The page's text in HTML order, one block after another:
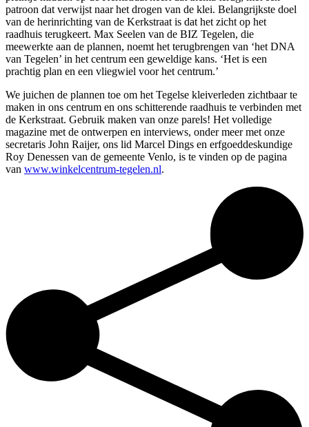
patroon dat verwijst naar het drogen van de klei. Belangrijkste doel
van de herinrichting van de Kerkstraat is dat het zicht op het
raadhuis terugkeert. Max Seelen van de BIZ Tegelen, die
meewerkte aan de plannen, noemt het terugbrengen van ‘het DNA
van Tegelen’ in het centrum een geweldige kans. ‘Het is een
prachtig plan en een vliegwiel voor het centrum.’
We juichen de plannen toe om het Tegelse kleiverleden zichtbaar te
maken in ons centrum en ons schitterende raadhuis te verbinden met
de Kerkstraat. Gebruik maken van onze parels! Het volledige
magazine met de ontwerpen en interviews, onder meer met onze
secretaris John Raijer, ons lid Marcel Dings en erfgoeddeskundige
Roy Denessen van de gemeente Venlo, is te vinden op de pagina
van www.winkelcentrum-tegelen.nl.